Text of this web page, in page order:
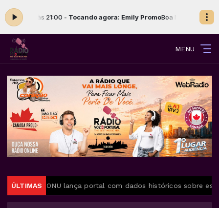
19:21 às 21:00 -Tocando agora: Emily PromoBoa Noite Ouvintes
MENU
ÚLTIMASONU lança portal com dados históricos sobre